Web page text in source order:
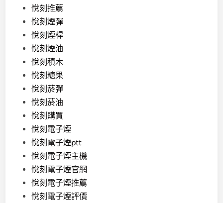
悅刻推薦
悅刻煙彈
悅刻煙桿
悅刻煙油
悅刻積木
悅刻糖果
悅刻菸彈
悅刻菸油
悅刻購買
悅刻電子煙
悅刻電子煙ptt
悅刻電子煙主機
悅刻電子煙官網
悅刻電子煙推薦
悅刻電子煙評價